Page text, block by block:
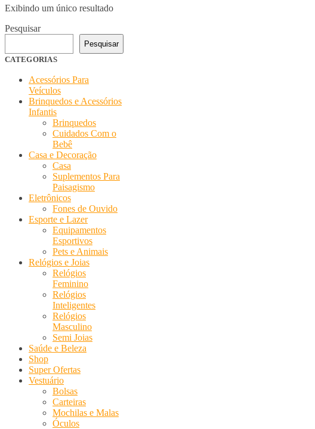
Exibindo um único resultado
Pesquisar
Pesquisar
CATEGORIAS
Acessórios Para
Veículos
Brinquedos e Acessórios
Infantis
Brinquedos
Cuidados Com o
Bebê
Casa e Decoração
Casa
Suplementos Para
Paisagismo
Eletrônicos
Fones de Ouvido
Esporte e Lazer
Equipamentos
Esportivos
Pets e Animais
Relógios e Joias
Relógios
Feminino
Relógios
Inteligentes
Relógios
Masculino
Semi Joias
Saúde e Beleza
Shop
Super Ofertas
Vestuário
Bolsas
Carteiras
Mochilas e Malas
Óculos